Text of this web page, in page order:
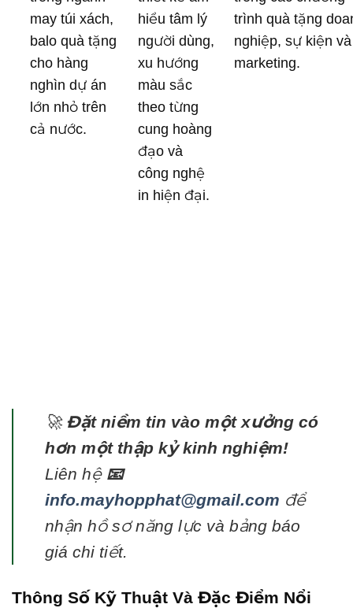
may túi xách,
balo quà tặng
cho hàng
nghìn dự án
lớn nhỏ trên
cả nước.
hiểu tâm lý
người dùng,
xu hướng
màu sắc
theo từng
cung hoàng
đạo và
công nghệ
in hiện đại.
trình quà tặng
nghiệp, sự kiện và
marketing.
🚀 Đặt niềm tin vào một xưởng có
hơn một thập kỷ kinh nghiệm!
Liên hệ 📧
info.mayhopphat@gmail.com để
nhận hồ sơ năng lực và bảng báo
giá chi tiết.
Thông Số Kỹ Thuật Và Đặc Điểm Nổi